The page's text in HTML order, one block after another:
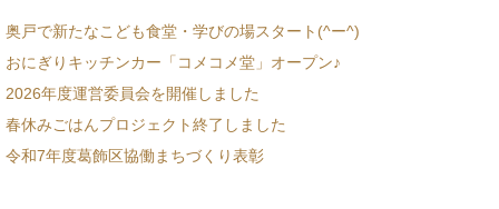
奥戸で新たなこども食堂・学びの場スタート(^ー^)
おにぎりキッチンカー「コメコメ堂」オープン♪
2026年度運営委員会を開催しました
春休みごはんプロジェクト終了しました
令和7年度葛飾区協働まちづくり表彰